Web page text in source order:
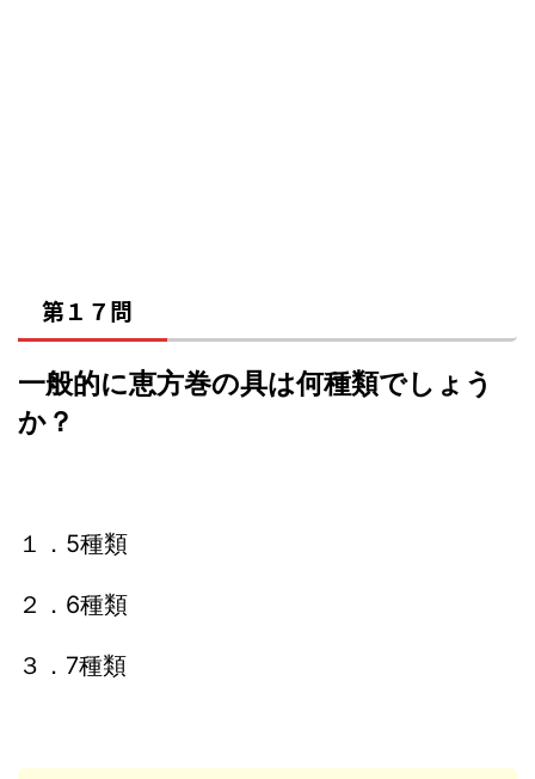
第１７問
一般的に恵方巻の具は何種類でしょう
か？
１．5種類
２．6種類
３．7種類